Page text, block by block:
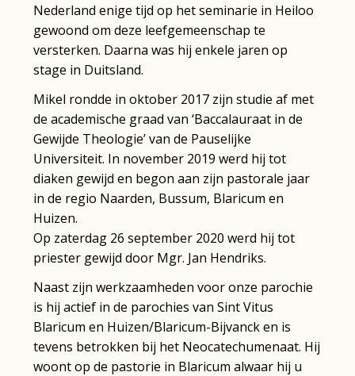
Nederland enige tijd op het seminarie in Heiloo
gewoond om deze leefgemeenschap te
versterken. Daarna was hij enkele jaren op
stage in Duitsland.
Mikel rondde in oktober 2017 zijn studie af met
de academische graad van ‘Baccalauraat in de
Gewijde Theologie’ van de Pauselijke
Universiteit. In november 2019 werd hij tot
diaken gewijd en begon aan zijn pastorale jaar
in de regio Naarden, Bussum, Blaricum en
Huizen.
Op zaterdag 26 september 2020 werd hij tot
priester gewijd door Mgr. Jan Hendriks.
Naast zijn werkzaamheden voor onze parochie
is hij actief in de parochies van Sint Vitus
Blaricum en Huizen/Blaricum-Bijvanck en is
tevens betrokken bij het Neocatechumenaat. Hij
woont op de pastorie in Blaricum alwaar hij u